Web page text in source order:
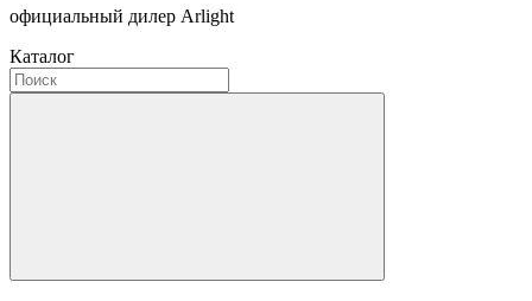
официальный дилер Arlight
Каталог